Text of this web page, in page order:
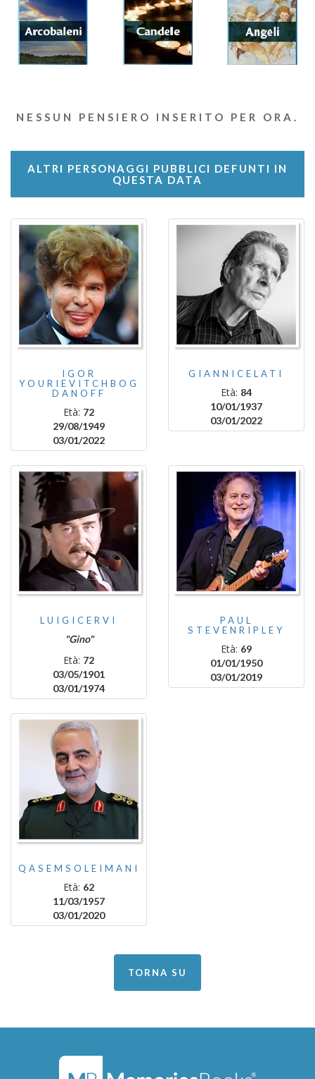
NESSUN PENSIERO INSERITO PER ORA.
ALTRI PERSONAGGI PUBBLICI DEFUNTI IN
QUESTA DATA
IGOR
YOURIEVITCHBOG
DANOFF
Età: 72
29/08/1949
03/01/2022
GIANNICELATI
Età: 84
10/01/1937
03/01/2022
LUIGICERVI
"Gino"
Età: 72
03/05/1901
03/01/1974
PAUL
STEVENRIPLEY
Età: 69
01/01/1950
03/01/2019
QASEMSOLEIMANI
Età: 62
11/03/1957
03/01/2020
TORNA SU